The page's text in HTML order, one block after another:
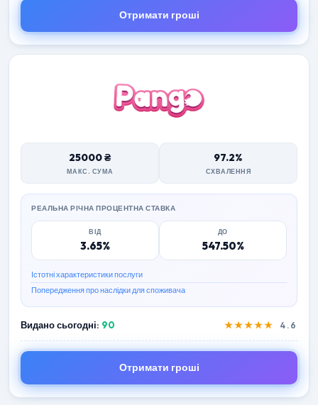
Отримати гроші
25000 ₴
МАКС. СУМА
97.2%
СХВАЛЕННЯ
РЕАЛЬНА РІЧНА ПРОЦЕНТНА СТАВКА
ВІД
3.65%
ДО
547.50%
Істотні характеристики послуги
Попередження про наслідки для споживача
Видано сьогодні: 90 ★★★★★ 4.6
Отримати гроші